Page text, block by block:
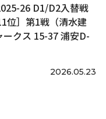
26 D1/D2入替戦
位］第1戦（清水建
クス 15-37 浦安D-
2026.05.23